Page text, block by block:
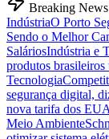
Breaking News
IndústriaO Porto
Sendo o Melhor
SaláriosIndústria e
produtos brasileiros
Tecnologia
segurança digital,
nova tarifa dos
Meio Ambiente